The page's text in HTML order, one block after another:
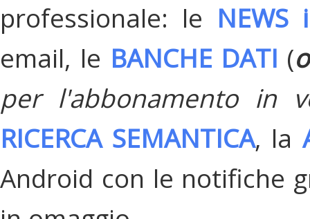
professionale: le
email, le BANCHE DATI (
per l'abbonamento in
RICERCA SEMANTICA, la
Android con le notifiche